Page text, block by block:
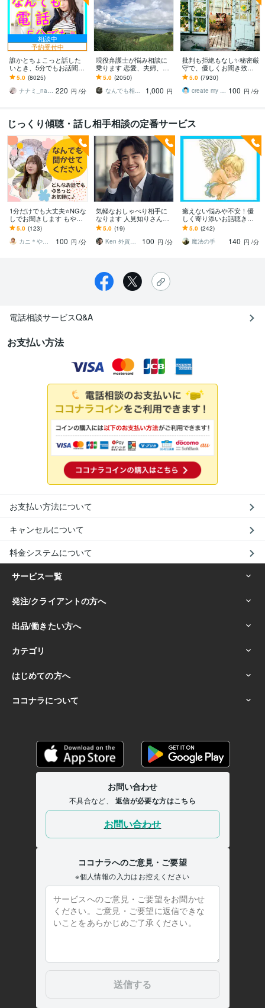
相談中
予約受付中
誰かとちょこっと話した
いとき、5分でもお話聞き
ます 疲れた～、でもカウ
ンセリングじゃない、な
んとなく雑談聞いて～
5.0 (8025)
ナナミ_nanami 220 円 /分
現役弁護士が悩み相談に
乗ります 恋愛、夫婦、学
校、会社、お金，単なる
愚痴など何でもOK！
5.0 (2050)
なんでも相談員
1,000 円
批判も拒絶もなし✨秘密厳
守で、優しくお聞き致し
ます ✨お試し１分から✨
違うかな？と思ったら途
中で切って構いません
5.0 (7930)
create my life 100 円 /分
じっくり傾聴・話し相手相談の定番サービス
1分だけでも大丈夫⭐NGな
しでお聞きします もやも
や/不安/なぜかさみしい/秘
密がある/あなたが最優
先！
5.0 (123)
カニ＊やわらかまごころ検定1級
100 円 /分
気軽なおしゃべり相手に
なります 人見知りさんも
大歓迎！あなた専属の話
し相手です！
5.0 (19)
Ken 外資系サラリーマン
100 円 /分
癒えない悩みや不安！優
しく寄り添いお話聴きま
す 日常のこと/雑談でもい
いよ⭐話して(放して)ギフ
トに！
5.0 (242)
魔法の手
140 円 /分
電話相談サービスQ&A
お支払い方法
お支払い方法について
キャンセルについて
料金システムについて